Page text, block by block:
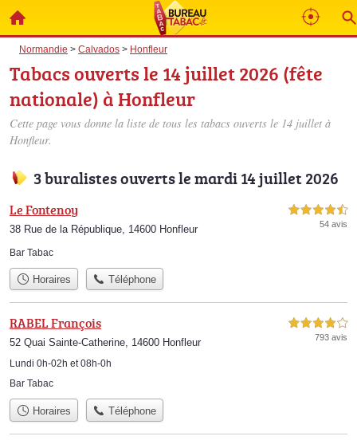
Normandie > Calvados > Honfleur
Tabacs ouverts le 14 juillet 2026 (fête
nationale) à Honfleur
Cette page vous donne la liste de tous les tabacs ouverts le 14 juillet à
Honfleur.
3 buralistes ouverts le mardi 14 juillet 2026
Le Fontenoy
38 Rue de la République, 14600 Honfleur
4,5 étoiles sur 5
54 avis
Bar Tabac
Horaires Téléphone
RABEL François
52 Quai Sainte-Catherine, 14600 Honfleur
Lundi 0h-02h et 08h-0h
4,0 étoiles sur 5
793 avis
Bar Tabac
Horaires Téléphone